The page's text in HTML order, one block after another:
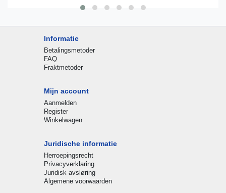
Informatie
Betalingsmetoder
FAQ
Fraktmetoder
Mijn account
Aanmelden
Register
Winkelwagen
Juridische informatie
Herroepingsrecht
Privacyverklaring
Juridisk avsløring
Algemene voorwaarden